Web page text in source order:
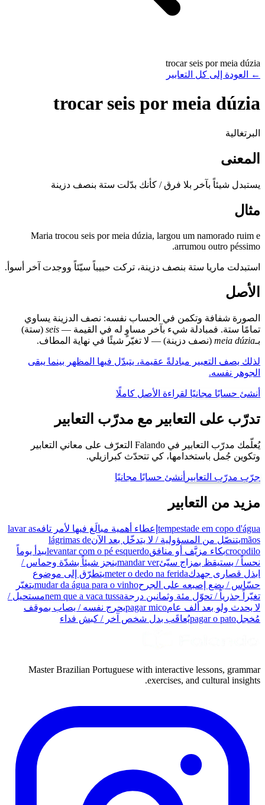
trocar seis por meia dúzia
←
العودة إلى كل التعابير
trocar seis por meia dúzia
البرتغالية
المعنى
يستبدل شيئاً بآخر بلا فرق / كأنك بدّلت ستة بنصف دزينة
مثال
Maria trocou seis por meia dúzia, largou um namorado ruim e
arrumou outro péssimo.
استبدلت ماريا ستة بنصف دزينة، تركت حبيباً سيّئاً ووجدت آخر أسوأ.
الأصل
الصورة شفافة وتكمن في الحساب نفسه: نصف الدزينة يساوي
تمامًا ستة. فمبادلة شيء بآخر مساوٍ له في القيمة — seis (ستة)
بـmeia dúzia (نصف دزينة) — لا تغيّر شيئًا في نهاية المطاف.
لذلك يصف التعبير مبادلةً عقيمة، يتبدّل فيها المظهر بينما يبقى
الجوهر نفسه.
أنشئ حسابًا مجانيًا لقراءة الأصل كاملًا
تدرّب على التعابير مع مدرّب التعابير
يُعلّمك مدرّب التعابير في Falando التعرّف على معاني التعابير
وتكوين جُمل باستخدامها، كي تتحدّث كبرازيلي.
جرّب مدرّب التعابير أنشئ حسابًا مجانيًا
مزيد من التعابير
tempestade em copo d'água إعطاء أهمية مبالَغ فيها لأمر تافهlavar as
mãosيتنصّل من المسؤولية / لا يتدخّل بعد الآنlágrimas de
crocodiloبكاء مزيَّف أو منافقlevantar com o pé esquerdoيبدأ يوماً
نحساً / يستيقظ بمزاج سيّئmandar verينجز شيئاً بشدّة وحماس /
ابذل قصارى جهدكmeter o dedo na feridaيتطرّق إلى موضوع
حسّاس / يضع إصبعه على الجرحmudar da água para o vinhoيتغيّر
تغيّراً جذرياً / تحوّل مئة وثمانين درجةnem que a vaca tussaمستحيل /
لا يحدث ولو بعد ألف عامpagar micoيحرج نفسه / يصاب بموقف
مُخجلpagar o patoيُعاقَب بدل شخص آخر / كبش فداء
Master Brazilian Portuguese with interactive lessons, grammar
exercises, and cultural insights.